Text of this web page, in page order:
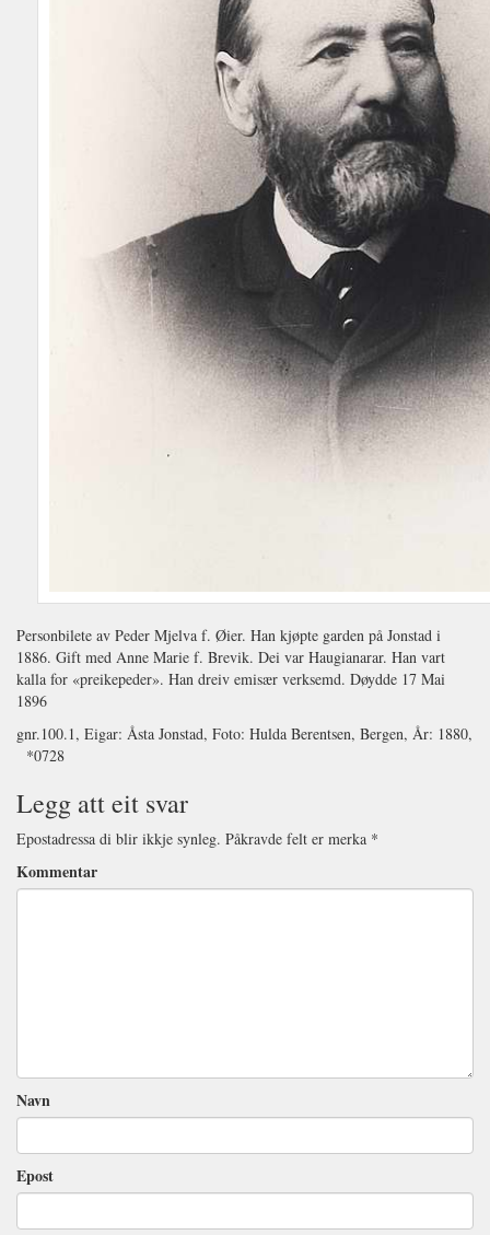
Personbilete av Peder Mjelva f. Øier. Han kjøpte garden på Jonstad i
1886. Gift med Anne Marie f. Brevik. Dei var Haugianarar. Han vart
kalla for «preikepeder». Han dreiv emisær verksemd. Døydde 17 Mai
1896
gnr.100.1, Eigar: Åsta Jonstad, Foto: Hulda Berentsen, Bergen, År: 1880,
*0728
Legg att eit svar
Epostadressa di blir ikkje synleg. Påkravde felt er merka *
Kommentar
Navn
Epost